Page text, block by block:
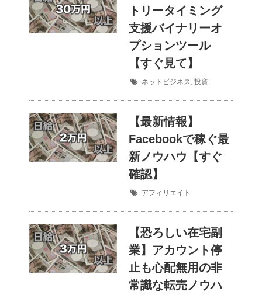
トリータイミング
支援バイナリーオ
プションツール
【すぐ見て】
ネットビジネス, 投資
【最新情報】
Facebookで稼ぐ最
新ノウハウ【すぐ
確認】
アフィリエイト
【恐ろしい在宅副
業】アカウント停
止も心配無用の非
常識な転売ノウハ